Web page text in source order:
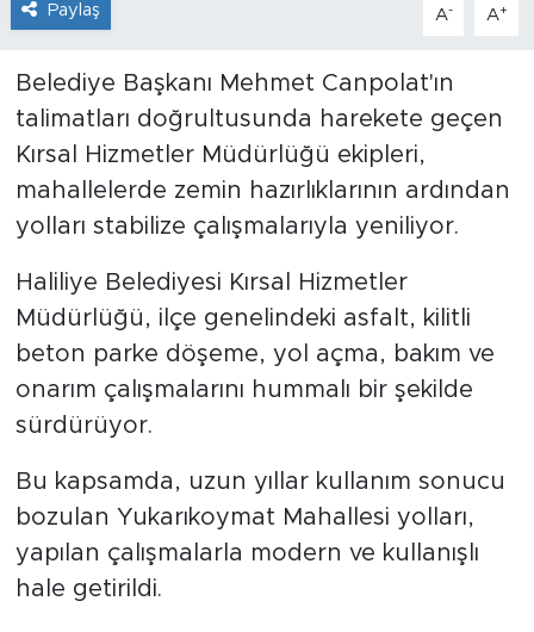
Paylaş A- A+
Belediye Başkanı Mehmet Canpolat'ın
talimatları doğrultusunda harekete geçen
Kırsal Hizmetler Müdürlüğü ekipleri,
mahallelerde zemin hazırlıklarının ardından
yolları stabilize çalışmalarıyla yeniliyor.
Haliliye Belediyesi Kırsal Hizmetler
Müdürlüğü, ilçe genelindeki asfalt, kilitli
beton parke döşeme, yol açma, bakım ve
onarım çalışmalarını hummalı bir şekilde
sürdürüyor.
Bu kapsamda, uzun yıllar kullanım sonucu
bozulan Yukarıkoymat Mahallesi yolları,
yapılan çalışmalarla modern ve kullanışlı
hale getirildi.